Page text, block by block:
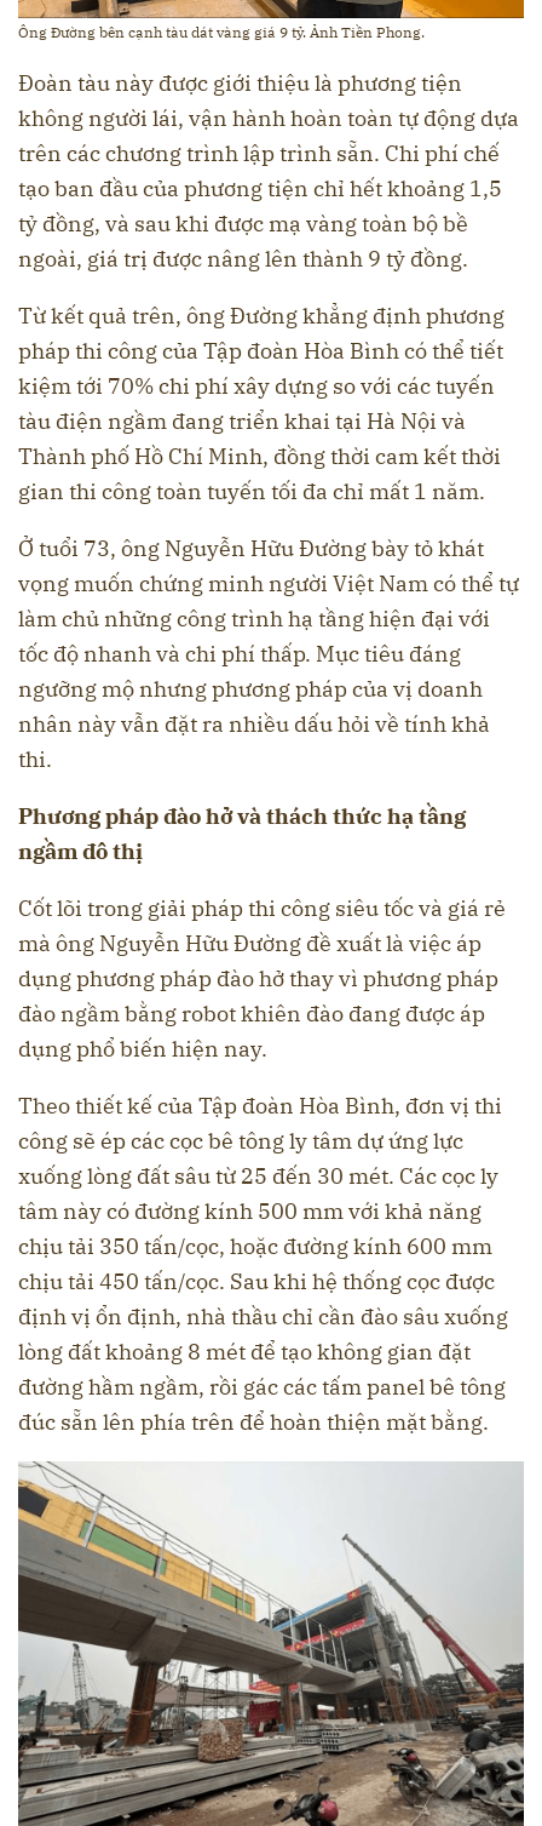
Ông Đường bên cạnh tàu dát vàng giá 9 tỷ. Ảnh Tiền Phong.
Đoàn tàu này được giới thiệu là phương tiện
không người lái, vận hành hoàn toàn tự động dựa
trên các chương trình lập trình sẵn. Chi phí chế
tạo ban đầu của phương tiện chỉ hết khoảng 1,5
tỷ đồng, và sau khi được mạ vàng toàn bộ bề
ngoài, giá trị được nâng lên thành 9 tỷ đồng.
Từ kết quả trên, ông Đường khẳng định phương
pháp thi công của Tập đoàn Hòa Bình có thể tiết
kiệm tới 70% chi phí xây dựng so với các tuyến
tàu điện ngầm đang triển khai tại Hà Nội và
Thành phố Hồ Chí Minh, đồng thời cam kết thời
gian thi công toàn tuyến tối đa chỉ mất 1 năm.
Ở tuổi 73, ông Nguyễn Hữu Đường bày tỏ khát
vọng muốn chứng minh người Việt Nam có thể tự
làm chủ những công trình hạ tầng hiện đại với
tốc độ nhanh và chi phí thấp. Mục tiêu đáng
ngưỡng mộ nhưng phương pháp của vị doanh
nhân này vẫn đặt ra nhiều dấu hỏi về tính khả
thi.
Phương pháp đào hở và thách thức hạ tầng
ngầm đô thị
Cốt lõi trong giải pháp thi công siêu tốc và giá rẻ
mà ông Nguyễn Hữu Đường đề xuất là việc áp
dụng phương pháp đào hở thay vì phương pháp
đào ngầm bằng robot khiên đào đang được áp
dụng phổ biến hiện nay.
Theo thiết kế của Tập đoàn Hòa Bình, đơn vị thi
công sẽ ép các cọc bê tông ly tâm dự ứng lực
xuống lòng đất sâu từ 25 đến 30 mét. Các cọc ly
tâm này có đường kính 500 mm với khả năng
chịu tải 350 tấn/cọc, hoặc đường kính 600 mm
chịu tải 450 tấn/cọc. Sau khi hệ thống cọc được
định vị ổn định, nhà thầu chỉ cần đào sâu xuống
lòng đất khoảng 8 mét để tạo không gian đặt
đường hầm ngầm, rồi gác các tấm panel bê tông
đúc sẵn lên phía trên để hoàn thiện mặt bằng.